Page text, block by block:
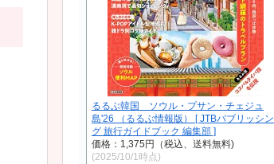
るるぶ韓国 ソウル・プサン・チェジュ
島'26 （るるぶ情報版） [ JTBパブリッシン
グ 旅行ガイドブック 編集部 ]
価格：1,375円（税込、送料無料)
(2025/10/1時点)